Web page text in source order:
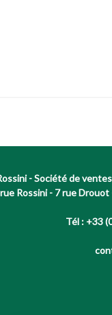
- Société de
Rossini - 7 rue Drouot
Tél : +33